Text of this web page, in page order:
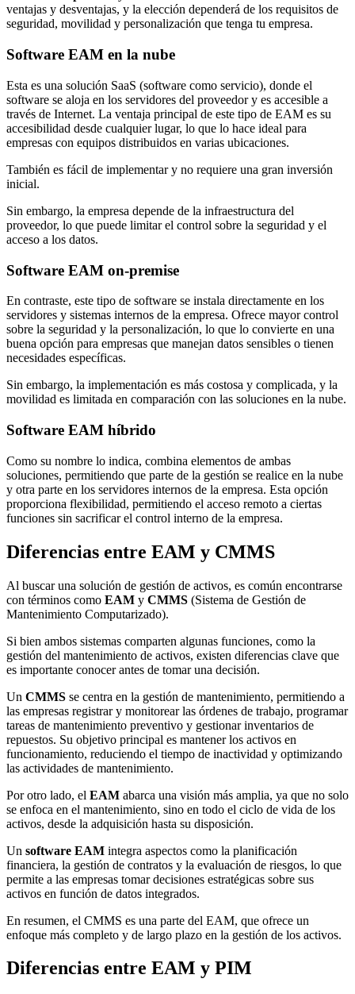
ventajas y desventajas, y la elección dependerá de los requisitos de
seguridad, movilidad y personalización que tenga tu empresa.
Software EAM en la nube
Esta es una solución SaaS (software como servicio), donde el
software se aloja en los servidores del proveedor y es accesible a
través de Internet. La ventaja principal de este tipo de EAM es su
accesibilidad desde cualquier lugar, lo que lo hace ideal para
empresas con equipos distribuidos en varias ubicaciones.
También es fácil de implementar y no requiere una gran inversión
inicial.
Sin embargo, la empresa depende de la infraestructura del
proveedor, lo que puede limitar el control sobre la seguridad y el
acceso a los datos.
Software EAM on-premise
En contraste, este tipo de software se instala directamente en los
servidores y sistemas internos de la empresa. Ofrece mayor control
sobre la seguridad y la personalización, lo que lo convierte en una
buena opción para empresas que manejan datos sensibles o tienen
necesidades específicas.
Sin embargo, la implementación es más costosa y complicada, y la
movilidad es limitada en comparación con las soluciones en la nube.
Software EAM híbrido
Como su nombre lo indica, combina elementos de ambas
soluciones, permitiendo que parte de la gestión se realice en la nube
y otra parte en los servidores internos de la empresa. Esta opción
proporciona flexibilidad, permitiendo el acceso remoto a ciertas
funciones sin sacrificar el control interno de la empresa.
Diferencias entre EAM y CMMS
Al buscar una solución de gestión de activos, es común encontrarse
con términos como EAM y CMMS (Sistema de Gestión de
Mantenimiento Computarizado).
Si bien ambos sistemas comparten algunas funciones, como la
gestión del mantenimiento de activos, existen diferencias clave que
es importante conocer antes de tomar una decisión.
Un CMMS se centra en la gestión de mantenimiento, permitiendo a
las empresas registrar y monitorear las órdenes de trabajo, programar
tareas de mantenimiento preventivo y gestionar inventarios de
repuestos. Su objetivo principal es mantener los activos en
funcionamiento, reduciendo el tiempo de inactividad y optimizando
las actividades de mantenimiento.
Por otro lado, el EAM abarca una visión más amplia, ya que no solo
se enfoca en el mantenimiento, sino en todo el ciclo de vida de los
activos, desde la adquisición hasta su disposición.
Un software EAM integra aspectos como la planificación
financiera, la gestión de contratos y la evaluación de riesgos, lo que
permite a las empresas tomar decisiones estratégicas sobre sus
activos en función de datos integrados.
En resumen, el CMMS es una parte del EAM, que ofrece un
enfoque más completo y de largo plazo en la gestión de los activos.
Diferencias entre EAM y PIM